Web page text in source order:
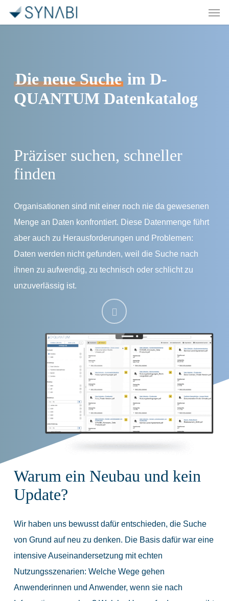
to
Die neue Suche im D-
QUANTUM Datenkatalog
Präziser suchen, schneller
finden
Organisationen sind mit einer noch nie da gewesenen
Menge an Daten konfrontiert. Diese Datenmenge führt
aber auch zu Herausforderungen und Problemen:
Daten werden nicht gefunden, weil die Suche nach
ihnen zu aufwendig, zu technisch oder schlicht zu
unzuverlässig ist.
Navigate
to
next
section
Warum ein Neubau und kein
Update?
Wir haben uns bewusst dafür entschieden, die Suche
von Grund auf neu zu denken. Die Basis dafür war eine
intensive Auseinandersetzung mit echten
Nutzungsszenarien: Welche Wege gehen
Anwenderinnen und Anwender, wenn sie nach